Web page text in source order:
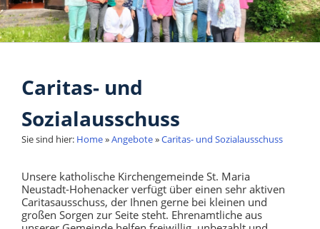
Caritas- und
Sozialausschuss
Sie sind hier: Home»Angebote»Caritas- und Sozialausschuss
Unsere katholische Kirchengemeinde St. Maria
Neustadt-Hohenacker verfügt über einen sehr aktiven
Caritasausschuss, der Ihnen gerne bei kleinen und
großen Sorgen zur Seite steht. Ehrenamtliche aus